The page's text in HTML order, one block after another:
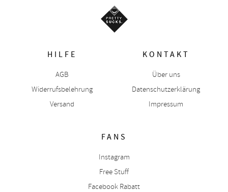
HILFE
AGB
Widerrufsbelehrung
Versand
KONTAKT
Über uns
Datenschutzerklärung
Impressum
FANS
Instagram
Free Stuff
Facebook Rabatt